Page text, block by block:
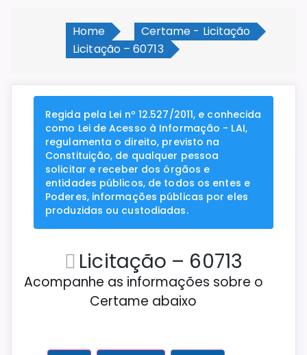
Home
Certame - Licitação
Licitação – 60713
Regida pela Lei nº 12.527/2011, e conhecida
como Lei de Acesso à Informação - LAI,
regulamenta o direito, previsto na
Constituição, de qualquer pessoa
solicitar e receber dos órgãos e
entidades públicos, de todos os entes e
Poderes, informações públicas por eles
produzidas ou custodiadas.
Licitação – 60713
Acompanhe as informações sobre o
Certame abaixo